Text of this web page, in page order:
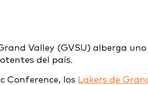
Valley (GVSU) alberga uno
del país.
Conference, los Lakers de